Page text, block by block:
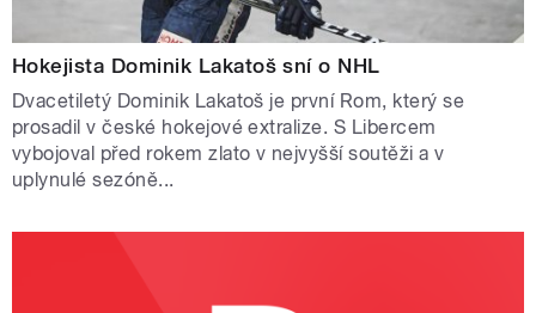
Hokejista Dominik Lakatoš sní o NHL
Dvacetiletý Dominik Lakatoš je první Rom, který se
prosadil v české hokejové extralize. S Libercem
vybojoval před rokem zlato v nejvyšší soutěži a v
uplynulé sezóně...